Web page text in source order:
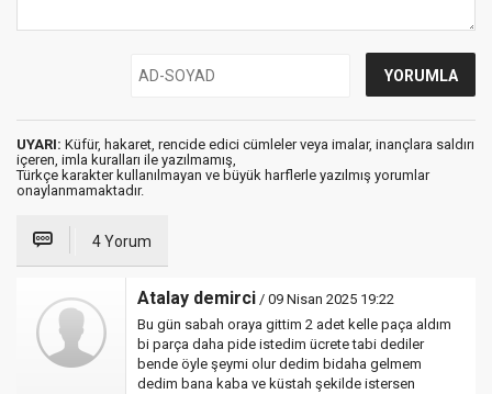
UYARI: Küfür, hakaret, rencide edici cümleler veya imalar, inançlara saldırı
içeren, imla kuralları ile yazılmamış,
Türkçe karakter kullanılmayan ve büyük harflerle yazılmış yorumlar
onaylanmamaktadır.
4 Yorum
Atalay demirci / 09 Nisan 2025 19:22
Bu gün sabah oraya gittim 2 adet kelle paça aldım
bi parça daha pide istedim ücrete tabi dediler
bende öyle şeymi olur dedim bidaha gelmem
dedim bana kaba ve küstah şekilde istersen